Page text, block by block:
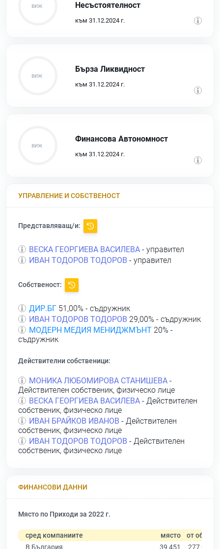
Несъстоятелност
към 31.12.2024 г.
Бърза Ликвидност
към 31.12.2024 г.
Финансова Автономност
към 31.12.2024 г.
УПРАВЛЕНИЕ И СОБСТВЕНОСТ
Представляващ/и:
ВЕСКА ГЕОРГИЕВА ВАСИЛЕВА - управител
ИВАН ТОДОРОВ ТОДОРОВ - управител
Собственост:
ДИР.БГ 51,00% - съдружник
ИВАН ТОДОРОВ ТОДОРОВ 29,00% - съдружник
МОДЕРН МЕДИЯ МЕНИДЖМЪНТ 20% -
съдружник
Действителни собственици:
МОНИКА ЛЮБОМИРОВА СТАНИШЕВА -
Действителен собственик, физическо лице
ВЕСКА ГЕОРГИЕВА ВАСИЛЕВА - Действителен
собственик, физическо лице
ИВАН БРАЙКОВ ИВАНОВ - Действителен
собственик, физическо лице
ИВАН ТОДОРОВ ТОДОРОВ - Действителен
собственик, физическо лице
ФИНАНСОВИ ДАННИ
Място по Приходи за 2022 г.
сред компаниите място от общо
В България
39 451 277 019